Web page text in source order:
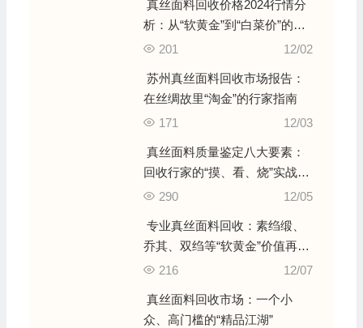
真丝面料回收价格2024行情分
析：从“软黄金”到“白菜价”的鉴
别逻辑
12/02
201
苏州真丝面料回收市场报告：
在丝绸故里“淘金”的行家指南
12/03
171
真丝面料质量鉴定八大要素：
回收行家的“摸、看、烧”实战手
册
12/05
290
专业真丝面料回收：素绉缎、
乔其、双绉等“软黄金”价值再生
指南
12/07
216
真丝面料回收市场：一个小
众、高门槛的“精品江湖”